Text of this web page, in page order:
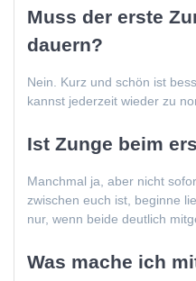
Muss der erste
dauern?
Nein. Kurz und schön ist
kannst jederzeit wieder zu
Ist Zunge beim
Manchmal ja, aber nicht
zwischen euch ist, beginne
nur, wenn beide deutlich
Was mache ich